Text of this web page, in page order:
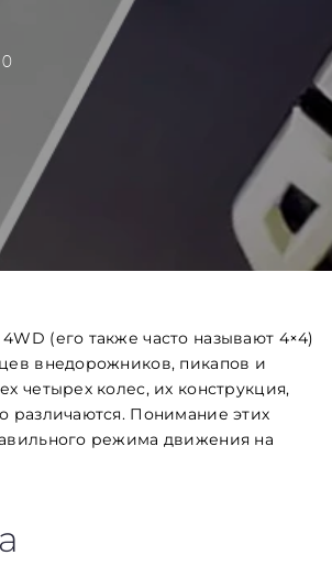
0
(его также часто называют 4×4)
внедорожников, пикапов и
четырех колес, их конструкция,
различаются. Понимание этих
режима движения на